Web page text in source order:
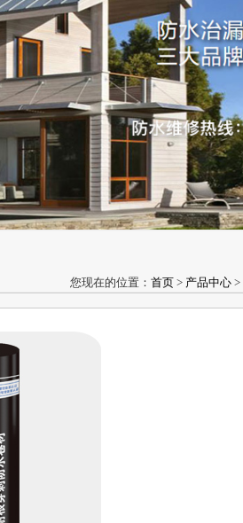
您现在的位置： 首页 > 产品中心 >